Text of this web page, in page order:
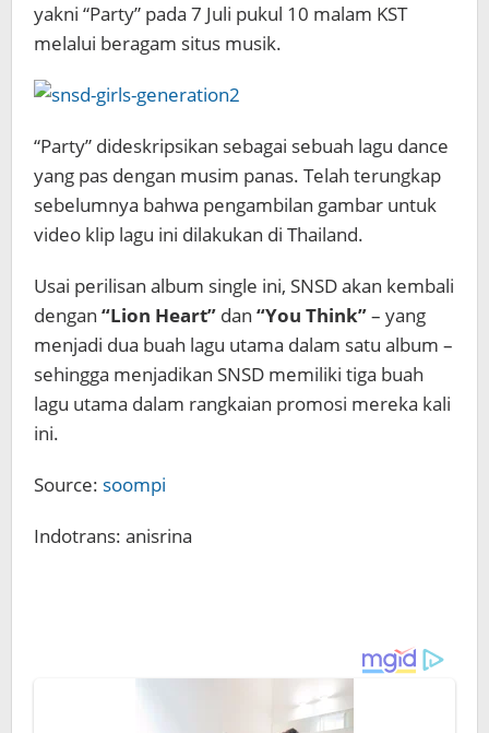
yakni “Party” pada 7 Juli pukul 10 malam KST
melalui beragam situs musik.
“Party” dideskripsikan sebagai sebuah lagu dance
yang pas dengan musim panas. Telah terungkap
sebelumnya bahwa pengambilan gambar untuk
video klip lagu ini dilakukan di Thailand.
Usai perilisan album single ini, SNSD akan kembali
dengan “Lion Heart” dan “You Think”– yang
menjadi dua buah lagu utama dalam satu album –
sehingga menjadikan SNSD memiliki tiga buah
lagu utama dalam rangkaian promosi mereka kali
ini.
Source: soompi
Indotrans: anisrina